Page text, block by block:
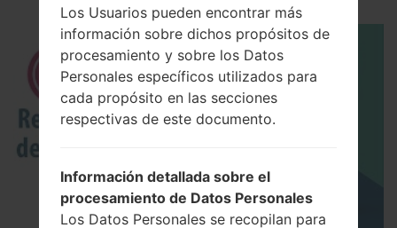
Los Usuarios pueden encontrar más
información sobre dichos propósitos de
procesamiento y sobre los Datos
Personales específicos utilizados para
cada propósito en las secciones
respectivas de este documento.
Información detallada sobre el
procesamiento de Datos Personales
Los Datos Personales se recopilan para